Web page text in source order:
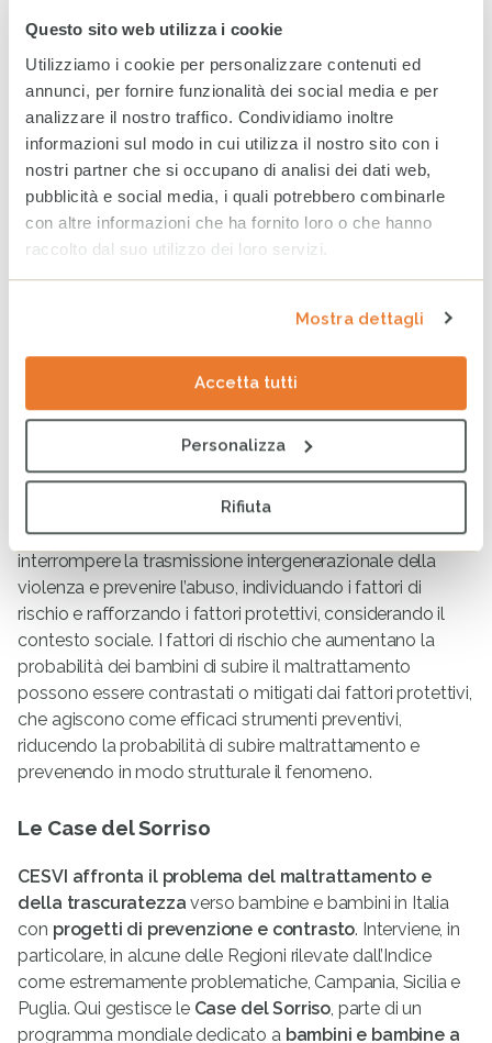
Questo sito web utilizza i cookie
Utilizziamo i cookie per personalizzare contenuti ed
annunci, per fornire funzionalità dei social media e per
analizzare il nostro traffico. Condividiamo inoltre
informazioni sul modo in cui utilizza il nostro sito con i
nostri partner che si occupano di analisi dei dati web,
pubblicità e social media, i quali potrebbero combinarle
con altre informazioni che ha fornito loro o che hanno
raccolto dal suo utilizzo dei loro servizi.
Mostra dettagli
Accetta tutti
Personalizza
Rifiuta
Liguria e il Friuli-Venezia Giulia che ne hanno perse
altrettante.
Sulla capacità di fronteggiare il maltrattamento
all’infanzia, nella sintesi tra fattori di rischio e servizi,
l’Emilia-Romagna si conferma al primo posto .
SeguonoTrentino-Alto Adige, VenetoeFriuli-Venezia
Giulia, nelle stesse posizioni dalla precedente edizione,
così come laLombardia. Le Regioni con le maggiori
Sardegna, l’Abruzzo, la Basilicata, il Molise
Liguria, il Piemonte e il Lazio , mentre la
Puglia
Prevenzione per diminuire i fattori di rischio e
aumentare i fattori protettivi. Il rapporto sottolinea
l’importanza di adottare un approccio che permetta di
prendersi cura degli abusati, intervenire su chi abusa,
interrompere la trasmissione intergenerazionale della
violenza e prevenire l’abuso, individuando i fattori di
rischio e rafforzando i fattori protettivi, considerando il
contesto sociale. I fattori di rischio che aumentano la
probabilità dei bambini di subire il maltrattamento
possono essere contrastati o mitigati dai fattori protettivi,
che agiscono come efficaci strumenti preventivi,
riducendo la probabilità di subire maltrattamento e
prevenendo in modo strutturale il fenomeno.
Le Case del Sorriso
CESVI affronta il problema del maltrattamento e
della trascuratezza verso bambine e bambini in Italia
con progetti di prevenzione e contrasto. Interviene, in
particolare, in alcune delle Regioni rilevate dall’Indice
come estremamente problematiche, Campania, Sicilia e
Puglia. Qui gestisce le Case del Sorriso , parte di un
programma mondiale dedicato a bambini e bambine a